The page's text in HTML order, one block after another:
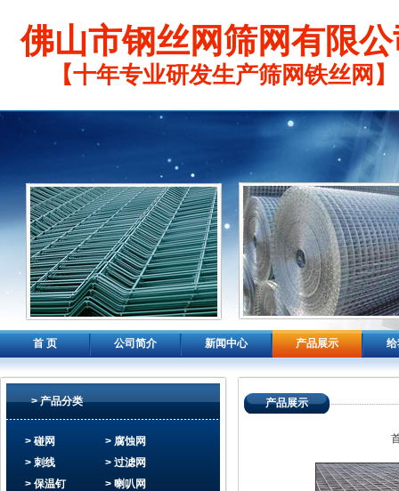
佛山市钢丝网筛网有限
【十年专业研发生产筛网铁丝网】
首 页 公司简介 新闻中心 产品展示
> 产品分类
> 碰网
> 刺线
> 保温钉
> 腐蚀网
> 过滤网
> 喇叭网
产品展示